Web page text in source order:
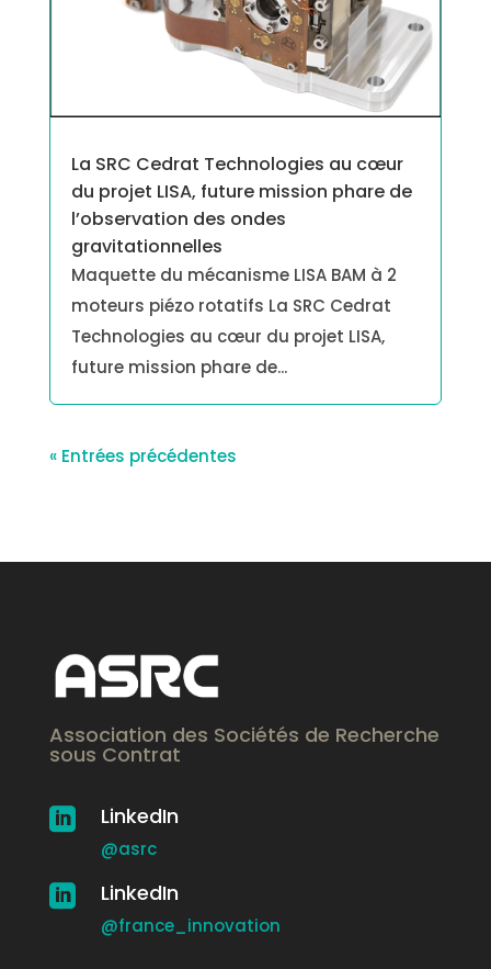
La SRC Cedrat Technologies au cœur
du projet LISA, future mission phare de
l’observation des ondes
gravitationnelles
Maquette du mécanisme LISA BAM à 2
moteurs piézo rotatifs La SRC Cedrat
Technologies au cœur du projet LISA,
future mission phare de...
« Entrées précédentes
Association des Sociétés de Recherche
sous Contrat
 LinkedIn
@asrc
 LinkedIn
@france_innovation